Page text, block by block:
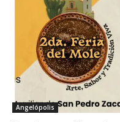
Angelópolis